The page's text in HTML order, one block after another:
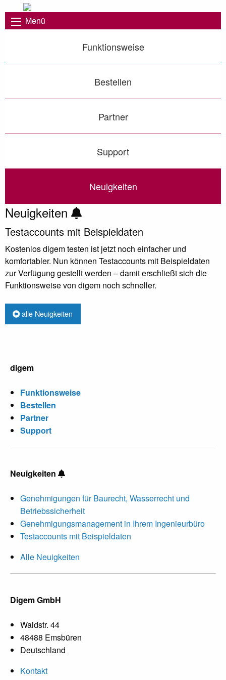
Menü
Funktionsweise
Bestellen
Partner
Support
Neuigkeiten
Neuigkeiten
Testaccounts mit Beispieldaten
Kostenlos digem testen ist jetzt noch einfacher und
komfortabler. Nun können Testaccounts mit Beispieldaten
zur Verfügung gestellt werden – damit erschließt sich die
Funktionsweise von digem noch schneller.
alle Neuigkeiten
digem
Funktionsweise
Bestellen
Partner
Support
Neuigkeiten
Genehmigungen für Baurecht, Wasserrecht und
Betriebssicherheit
Genehmigungsmanagement in Ihrem Ingenieurbüro
Testaccounts mit Beispieldaten
Alle Neuigkeiten
Digem GmbH
Waldstr. 44
48488 Emsbüren
Deutschland
Kontakt